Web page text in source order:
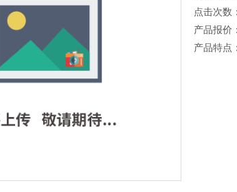
点击次数：
产品报价：
产品特点：